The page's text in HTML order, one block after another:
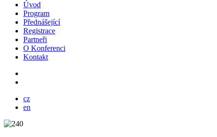
Úvod
Program
Přednášející
Registrace
Partneři
O Konferenci
Kontakt
cz
en